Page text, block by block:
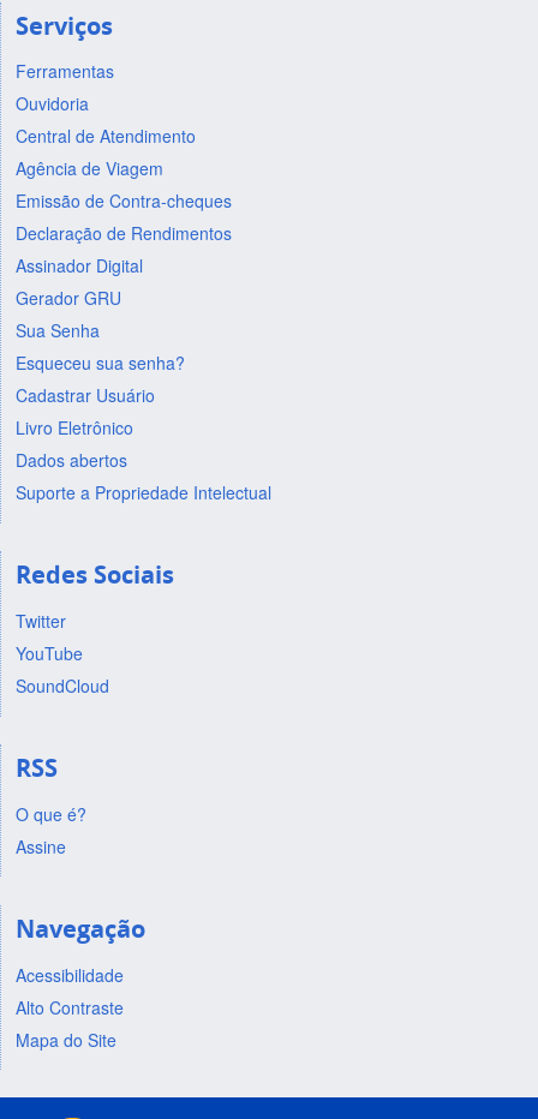
Serviços
Ferramentas
Ouvidoria
Central de Atendimento
Agência de Viagem
Emissão de Contra-cheques
Declaração de Rendimentos
Assinador Digital
Gerador GRU
Sua Senha
Esqueceu sua senha?
Cadastrar Usuário
Livro Eletrônico
Dados abertos
Suporte a Propriedade Intelectual
Redes Sociais
Twitter
YouTube
SoundCloud
RSS
O que é?
Assine
Navegação
Acessibilidade
Alto Contraste
Mapa do Site